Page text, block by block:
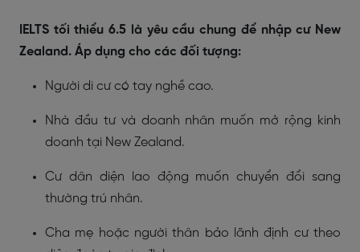
IELTS tối thiểu 6.5 là yêu cầu chung để nhập cư New
Zealand. Áp dụng cho các đối tượng:
Người di cư có tay nghề cao.
Nhà đầu tư và doanh nhân muốn mở rộng kinh
doanh tại New Zealand.
Cư dân diện lao động muốn chuyển đổi sang
thường trú nhân.
Cha mẹ hoặc người thân bảo lãnh định cư theo